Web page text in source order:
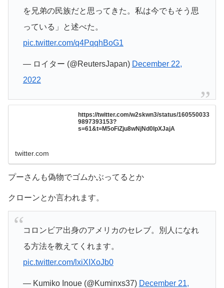
を兄弟の民族だと思ってきた。私は今でもそう思
っている」と述べた。
pic.twitter.com/q4PqqhBoG1
— ロイター (@ReutersJapan) December 22,
2022
https://twitter.com/w2skwn3/status/160550033
9897393153?
s=61&t=M5oFiZju8wNjNd0IpXJajA
twitter.com
プーさんも偽物でゴムかぶってるとか
クローンとか言われます。
コロンビア出身のアメリカのセレブ。別人になれ
る方法を教えてくれます。
pic.twitter.com/lxiXIXoJb0
— Kumiko Inoue (@Kuminxs37) December 21,